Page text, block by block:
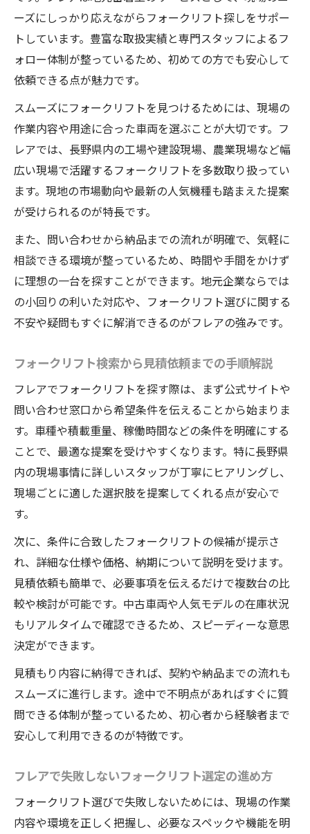
ーズにしっかり応えながらフォークリフト探しをサポー
トしています。豊富な取扱実績と専門スタッフによるフ
ォロー体制が整っているため、初めての方でも安心して
依頼できる点が魅力です。
スムーズにフォークリフトを見つけるためには、現場の
作業内容や用途に合った車両を選ぶことが大切です。フ
レアでは、長野県内の工場や建設現場、農業現場など幅
広い現場で活躍するフォークリフトを多数取り扱ってい
ます。現地の市場動向や最新の人気機種も踏まえた提案
が受けられるのが特長です。
また、問い合わせから納品までの流れが明確で、気軽に
相談できる環境が整っているため、時間や手間をかけず
に理想の一台を探すことができます。地元企業ならでは
の小回りの利いた対応や、フォークリフト選びに関する
不安や疑問もすぐに解消できるのがフレアの強みです。
フォークリフト検索から見積依頼までの手順解説
フレアでフォークリフトを探す際は、まず公式サイトや
問い合わせ窓口から希望条件を伝えることから始まりま
す。車種や積載重量、稼働時間などの条件を明確にする
ことで、最適な提案を受けやすくなります。特に長野県
内の現場事情に詳しいスタッフが丁寧にヒアリングし、
現場ごとに適した選択肢を提案してくれる点が安心で
す。
次に、条件に合致したフォークリフトの候補が提示さ
れ、詳細な仕様や価格、納期について説明を受けます。
見積依頼も簡単で、必要事項を伝えるだけで複数台の比
較や検討が可能です。中古車両や人気モデルの在庫状況
もリアルタイムで確認できるため、スピーディーな意思
決定ができます。
見積もり内容に納得できれば、契約や納品までの流れも
スムーズに進行します。途中で不明点があればすぐに質
問できる体制が整っているため、初心者から経験者まで
安心して利用できるのが特徴です。
フレアで失敗しないフォークリフト選定の進め方
フォークリフト選びで失敗しないためには、現場の作業
内容や環境を正しく把握し、必要なスペックや機能を明